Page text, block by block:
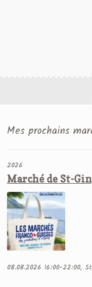
Mes prochains
2026
Marché de St-
08.08.2026 16:00-22:00,